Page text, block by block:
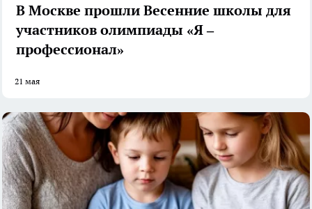
В Москве прошли Весенние школы для
участников олимпиады «Я –
профессионал»
21 мая